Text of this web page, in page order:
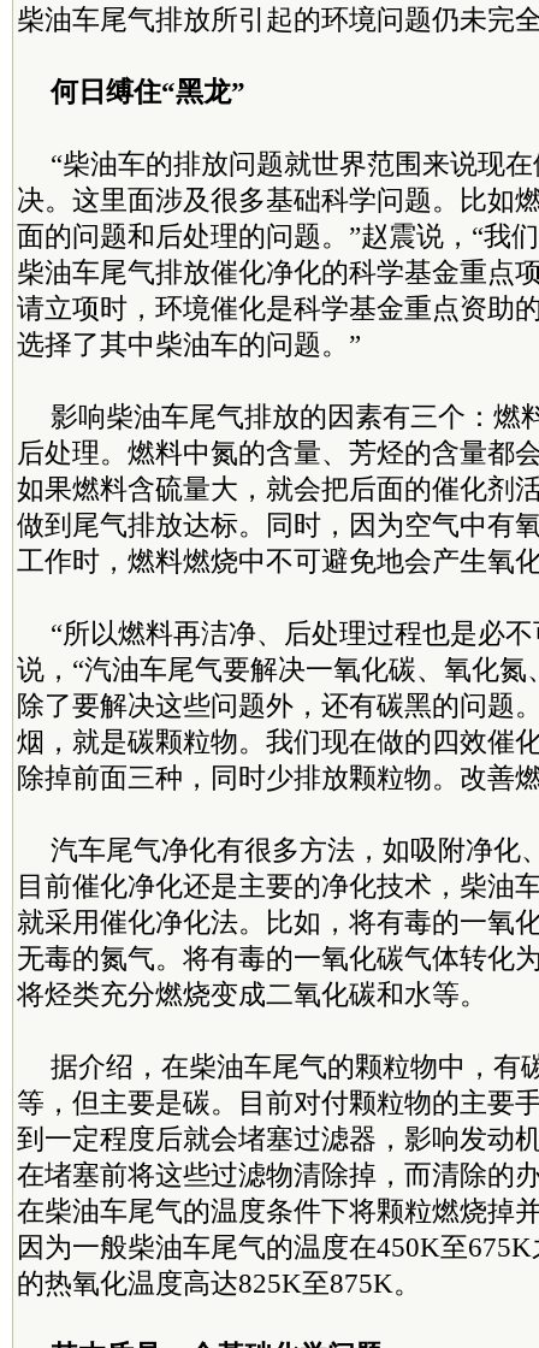
柴油车尾气排放所引起的环境问题仍未完
何日缚住“黑龙”
“柴油车的排放问题就世界范围来说现
决。这里面涉及很多基础科学问题。比如
面的问题和后处理的问题。”赵震说，“我
柴油车尾气排放催化净化的科学基金重点
请立项时，环境催化是科学基金重点资助
选择了其中柴油车的问题。”
影响柴油车尾气排放的因素有三个：燃
后处理。燃料中氮的含量、芳烃的含量都
如果燃料含硫量大，就会把后面的催化剂
做到尾气排放达标。同时，因为空气中有
工作时，燃料燃烧中不可避免地会产生氧
“所以燃料再洁净、后处理过程也是必
说，“汽油车尾气要解决一氧化碳、氧化
除了要解决这些问题外，还有碳黑的问题
烟，就是碳颗粒物。我们现在做的四效催
除掉前面三种，同时少排放颗粒物。改善
汽车尾气净化有很多方法，如吸附净化
目前催化净化还是主要的净化技术，柴油
就采用催化净化法。比如，将有毒的一氧
无毒的氮气。将有毒的一氧化碳气体转化
将烃类充分燃烧变成二氧化碳和水等。
据介绍，在柴油车尾气的颗粒物中，有
等，但主要是碳。目前对付颗粒物的主要
到一定程度后就会堵塞过滤器，影响发动
在堵塞前将这些过滤物清除掉，而清除的
在柴油车尾气的温度条件下将颗粒燃烧掉
因为一般柴油车尾气的温度在450K至
的热氧化温度高达825K至875K。